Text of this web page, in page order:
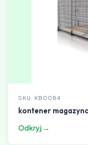
SKU: KB0084
kontener
Odkryj →